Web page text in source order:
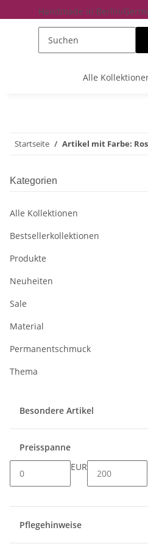
Handmade in Berlin/
Alle
Startseite Artikel mit Farbe:
Kategorien
Alle Kollektionen
Bestsellerkollektionen
Produkte
Neuheiten
Sale
Material
Permanentschmuck
Thema
Besondere Artikel
Preisspanne
EUR
Pflegehinweise